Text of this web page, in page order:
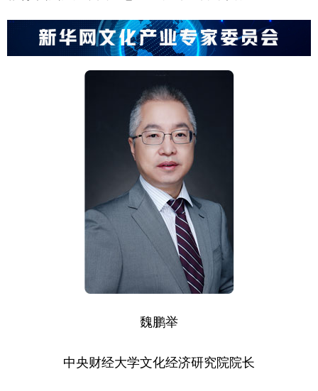
魏鹏举
中央财经大学文化经济研究院院长